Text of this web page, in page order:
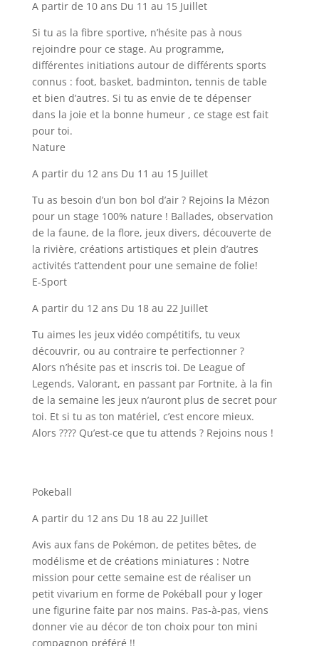
A partir de 10 ans Du 11 au 15 Juillet
Si tu as la fibre sportive, n’hésite pas à nous
rejoindre pour ce stage. Au programme,
différentes initiations autour de différents sports
connus : foot, basket, badminton, tennis de table
et bien d’autres. Si tu as envie de te dépenser
dans la joie et la bonne humeur , ce stage est fait
pour toi.
Nature
A partir du 12 ans Du 11 au 15 Juillet
Tu as besoin d’un bon bol d’air ? Rejoins la Mézon
pour un stage 100% nature ! Ballades, observation
de la faune, de la flore, jeux divers, découverte de
la rivière, créations artistiques et plein d’autres
activités t’attendent pour une semaine de folie!
E-Sport
A partir du 12 ans Du 18 au 22 Juillet
Tu aimes les jeux vidéo compétitifs, tu veux
découvrir, ou au contraire te perfectionner ?
Alors n’hésite pas et inscris toi. De League of
Legends, Valorant, en passant par Fortnite, à la fin
de la semaine les jeux n’auront plus de secret pour
toi. Et si tu as ton matériel, c’est encore mieux.
Alors ???? Qu’est-ce que tu attends ? Rejoins nous !
Pokeball
A partir du 12 ans Du 18 au 22 Juillet
Avis aux fans de Pokémon, de petites bêtes, de
modélisme et de créations miniatures : Notre
mission pour cette semaine est de réaliser un
petit vivarium en forme de Pokéball pour y loger
une figurine faite par nos mains. Pas-à-pas, viens
donner vie au décor de ton choix pour ton mini
compagnon préféré !!